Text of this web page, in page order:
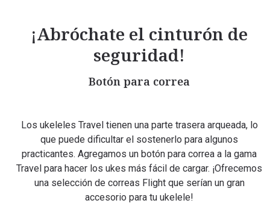
¡Abróchate el cinturón de
seguridad!
Botón para correa
Los ukeleles Travel tienen una parte trasera arqueada, lo
que puede dificultar el sostenerlo para algunos
practicantes. Agregamos un botón para correa a la gama
Travel para hacer los ukes más fácil de cargar. ¡Ofrecemos
una selección de correas Flight que serían un gran
accesorio para tu ukelele!